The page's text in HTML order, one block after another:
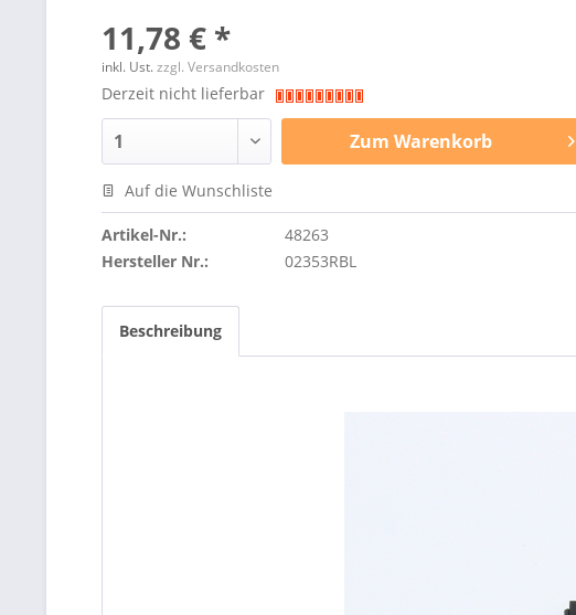
11,78 € *
inkl. Ust.zzgl. Versandkosten
Derzeit nicht lieferbar
ZumWarenkorb
Auf die Wunschliste
Artikel-Nr.:
48263
Hersteller Nr.:
02353RBL
Beschreibung